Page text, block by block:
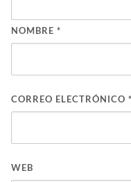
NOMBRE *
CORREO ELECTRÓNICO *
WEB